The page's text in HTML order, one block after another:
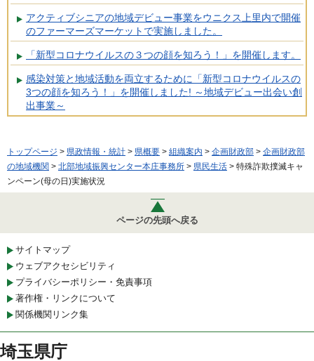
アクティブシニアの地域デビュー事業をウニクス上里内で開催
のファーマーズマーケットで実施しました。
「新型コロナウイルスの３つの顔を知ろう！」を開催します。
感染対策と地域活動を両立するために「新型コロナウイルスの
3つの顔を知ろう！」を開催しました! ～地域デビュー出会い創
出事業～
トップページ > 県政情報・統計 > 県概要 > 組織案内 > 企画財政部 > 企画財政部
の地域機関 > 北部地域振興センター本庄事務所 > 県民生活 > 特殊詐欺撲滅キャ
ンペーン(母の日)実施状況
ページの先頭へ戻る
サイトマップ
ウェブアクセシビリティ
プライバシーポリシー・免責事項
著作権・リンクについて
関係機関リンク集
埼玉県庁